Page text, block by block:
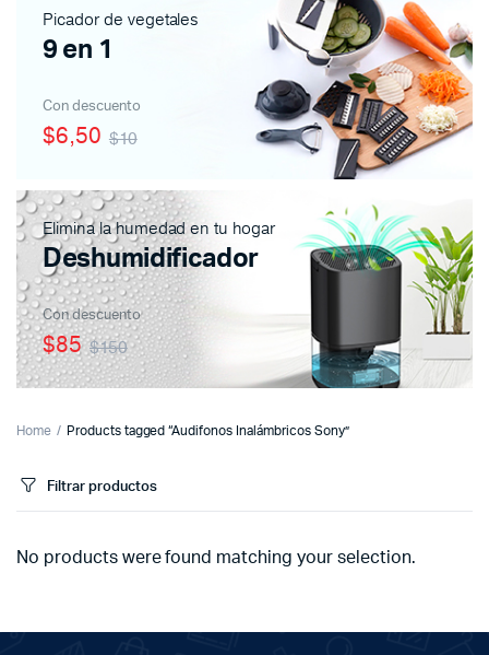
Picador de vegetales
9 en 1
Con descuento
$10
$6,50
Elimina la humedad en tu hogar
Deshumidificador
Con descuento
$150
$85
Home Products tagged “Audifonos Inalámbricos Sony”
Filtrar productos
No products were found matching your selection.